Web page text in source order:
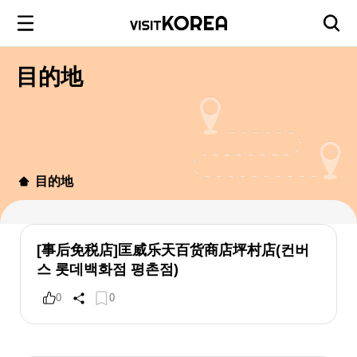
目的地
目的地
[事后免税店]匡威乐天百货商店坪村店(컨버
스 롯데백화점 평촌점)
0 0